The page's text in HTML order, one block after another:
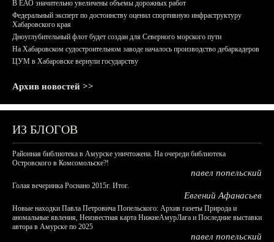
В ЕАО значительно увеличены объемы дорожных работ
Федеральный эксперт по достоинству оценил спортивную инфраструктуру
Хабаровского края
Дноуглубительный флот будет создан для Северного морского пути
На Хабаровском судостроительном заводе началось производство дебаркадеров
ЦУМ в Хабаровске вернули государству
Архив новостей >>
ИЗ БЛОГОВ
Районная библиотека в Амурске уничтожена. На очереди библиотека
Островского в Комсомольске?!
павел попельский
Голая вечеринка Роснано 2015г. Итог.
Евгений Афанасьев
Новые находки Павла Петровича Попельского: Архив газеты Природа и
аномальные явления, Неизвестная карта НижнеАмурЛага и Последние выставки
автора в Амурске по 2025
павел попельский